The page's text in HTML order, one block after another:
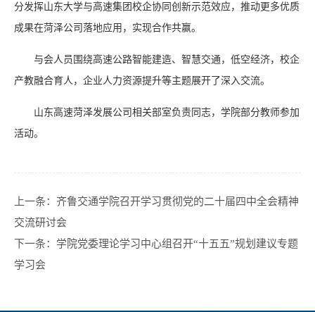
分发挥山东大学与高速集团校企协同创新示范效应，推动更多优质
成果在菏泽公司落地应用，实现合作共赢。
与会人员围绕高速公路智能建造、智慧交通，低空经济，校企
产教融合育人，企业人力资源提升等主题展开了深入交流。
山东高速菏泽发展公司相关部室负责同志，学院部分教师参加
活动。
上一条： 齐鲁交通学院召开学习贯彻党的二十届四中全会精神
交流研讨会
下一条： 学院党委理论学习中心组召开“十五五”规划建议专题
学习会